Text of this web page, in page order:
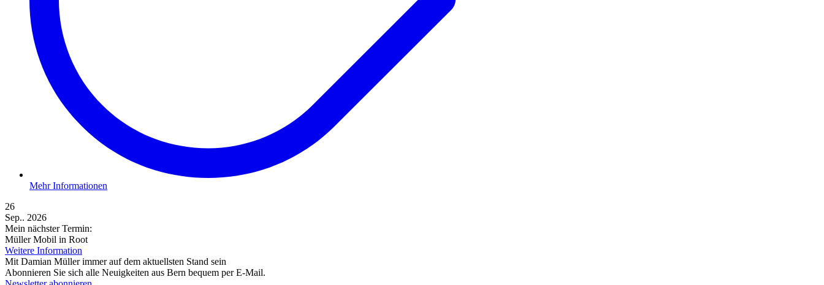
Mehr Informationen
26
Sep.. 2026
Mein nächster Termin:
Müller Mobil in Root
Weitere Information
Mit Damian Müller immer auf dem aktuellsten Stand sein
Abonnieren Sie sich alle Neuigkeiten aus Bern bequem per E-Mail.